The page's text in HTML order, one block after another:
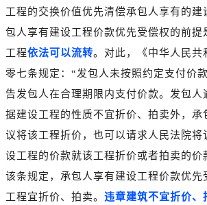
工程的交换价值优先清偿承包人享有的建
包人享有建设工程价款优先受偿权的前提
工程依法可以流转。对此，《中华人民共
零七条规定：“发包人未按照约定支付价
告发包人在合理期限内支付价款。发包人
据建设工程的性质不宜折价、拍卖外，承
议将该工程折价，也可以请求人民法院将
设工程的价款就该工程折价或者拍卖的价
该条规定，承包人享有建设工程价款优先
工程宜折价、拍卖。 违章建筑不宜折价、